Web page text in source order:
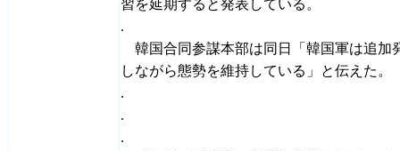
習を延期すると発表している。
.
韓国合同参謀本部は同日「韓国軍は追加
しながら態勢を維持している」と伝えた。
.
.
.